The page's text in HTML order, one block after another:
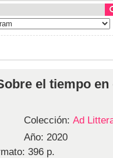
el tiempo
Colección: Ad
Año: 2020
396 p.